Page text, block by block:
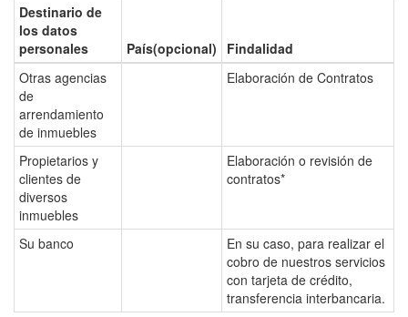
Destinario de
los datos
personales
País(opcional)
Findalidad
Otras agencias
de
arrendamiento
de inmuebles
Elaboración de Contratos
Propietarios y
clientes de
diversos
inmuebles
Elaboración o revisión de
contratos*
Su banco
En su caso, para realizar el
cobro de nuestros servicios
con tarjeta de crédito,
transferencia interbancaria.